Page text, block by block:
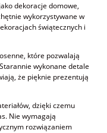
dekoracje domowe,
wykorzystywane w
świątecznych i
które pozwalają
wykonane detale
że pięknie prezentują
dzięki czemu
Nie wymagają
rozwiązaniem